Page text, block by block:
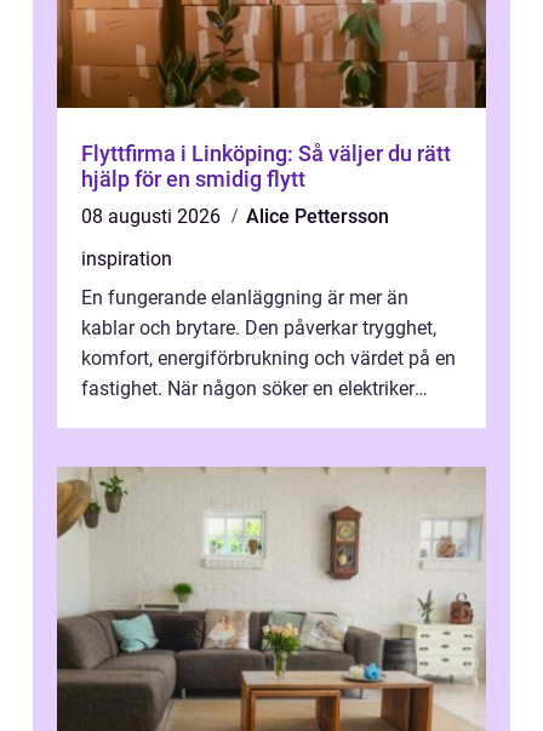
Flyttfirma i Linköping: Så väljer du rätt
hjälp för en smidig flytt
08 augusti 2026
Alice Pettersson
inspiration
En fungerande elanläggning är mer än
kablar och brytare. Den påverkar trygghet,
komfort, energiförbrukning och värdet på en
fastighet. När någon söker en elektriker